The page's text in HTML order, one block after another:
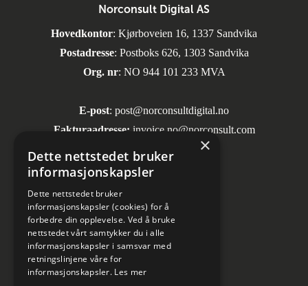
Sosiale medier
Informasjon om personvern
Norconsult Digital AS
Hovedkontor: Kjørboveien 16, 1337 Sandvika
Postadresse: Postboks 626, 1303 Sandvika
Org. nr: NO 944 101 233 MVA
E-post: post@norconsultdigital.no
Fakturaadresse: invoice.no@norconsult.com
×
Dette nettstedet bruker
informasjonskapsler
Dette nettstedet bruker
informasjonskapsler (cookies) for å
forbedre din opplevelse. Ved å bruke
nettstedet vårt samtykker du i alle
informasjonskapsler i samsvar med
retningslinjene våre for
informasjonskapsler. Les mer